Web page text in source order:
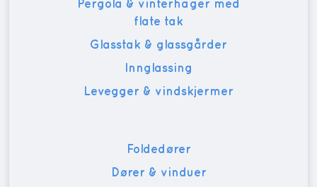
Pergola & vinterhager med
flate tak
Glasstak & glassgårder
Innglassing
Levegger & vindskjermer
Foldedører
Dører & vinduer